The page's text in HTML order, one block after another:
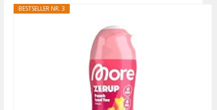
BESTSELLER NR. 3